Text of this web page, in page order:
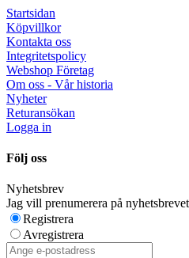
Startsidan
Köpvillkor
Kontakta oss
Integritetspolicy
Webshop Företag
Om oss - Vår historia
Nyheter
Returansökan
Logga in
Följ oss
Nyhetsbrev
Jag vill prenumerera på nyhetsbrevet
Registrera
Avregistrera